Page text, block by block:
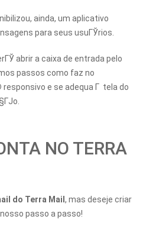
ainda, um aplicativo
para seus usuГЎrios.
abrir a caixa de entrada pelo
passos como faz no
e se adequa Г tela do
NO TERRA
do Terra Mail , mas deseje criar
passo a passo!